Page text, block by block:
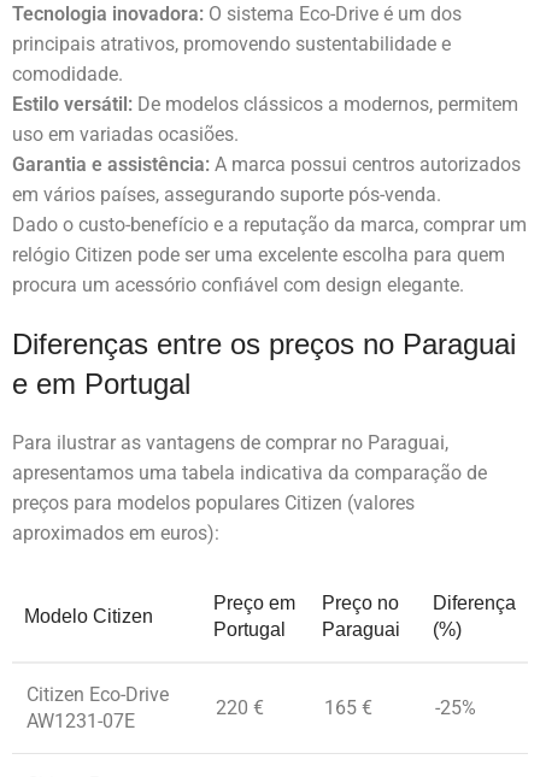
Tecnologia inovadora: O sistema Eco-Drive é um dos
principais atrativos, promovendo sustentabilidade e
comodidade.
Estilo versátil: De modelos clássicos a modernos, permitem
uso em variadas ocasiões.
Garantia e assistência: A marca possui centros autorizados
em vários países, assegurando suporte pós-venda.
Dado o custo-benefício e a reputação da marca, comprar um
relógio Citizen pode ser uma excelente escolha para quem
procura um acessório confiável com design elegante.
Diferenças entre os preços no Paraguai
e em Portugal
Para ilustrar as vantagens de comprar no Paraguai,
apresentamos uma tabela indicativa da comparação de
preços para modelos populares Citizen (valores
aproximados em euros):
Modelo Citizen
Preço em
Portugal
Preço no
Paraguai
Diferença
(%)
Citizen Eco-Drive
AW1231-07E
220 € 165 € -25%